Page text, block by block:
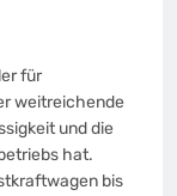
für
weitreichende
und die
hat.
bis